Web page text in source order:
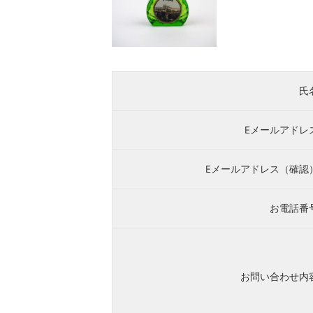
氏
Eメールアドレ
Eメールアドレス（確認）
お電話番
お問い合わせ内